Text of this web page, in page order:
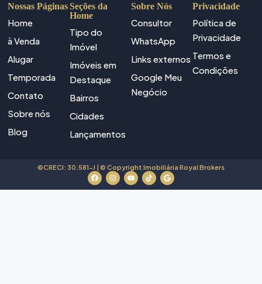
Nossas Páginas
Home
à Venda
Alugar
Temporada
Contato
Sobre nós
Blog
Seções da
Home
Tipo do
Imóvel
Imóveis em
Destaque
Bairros
Cidades
Lançamentos
Sobre Nós
Consultor
WhatsApp
Links externos
Google Meu
Negócio
Privacidade
Política de
Privacidade
Termos e
Condições
©CRECI: 30.581-J | © Copyright Imobiliária Royal Brokers